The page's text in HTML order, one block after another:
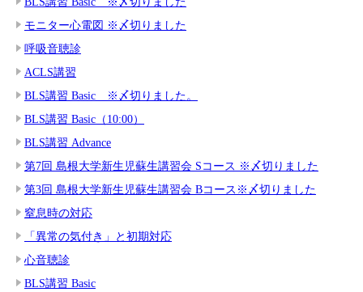
モニター心電図 ※〆切りました
呼吸音聴診
ACLS講習
BLS講習 Basic ※〆切りました。
BLS講習 Basic（10:00）
BLS講習 Advance
第7回 島根大学新生児蘇生講習会 Sコース ※〆切りました
第3回 島根大学新生児蘇生講習会 Bコース※〆切りました
窒息時の対応
「異常の気付き」と初期対応
心音聴診
BLS講習 Basic